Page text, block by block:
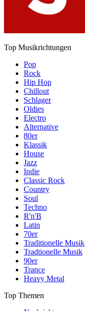
Top Musikrichtungen
Pop
Rock
Hip Hop
Chillout
Schlager
Oldies
Electro
Alternative
80er
Klassik
House
Jazz
Indie
Classic Rock
Country
Soul
Techno
R'n'B
Latin
70er
Traditionelle Musik
Tradtionelle Musik
90er
Trance
Heavy Metal
Top Themen